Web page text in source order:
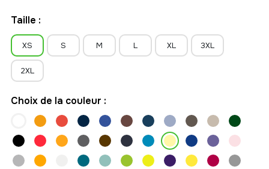
Taille :
XS S M L XL 3XL
2XL
Choix de la couleur :